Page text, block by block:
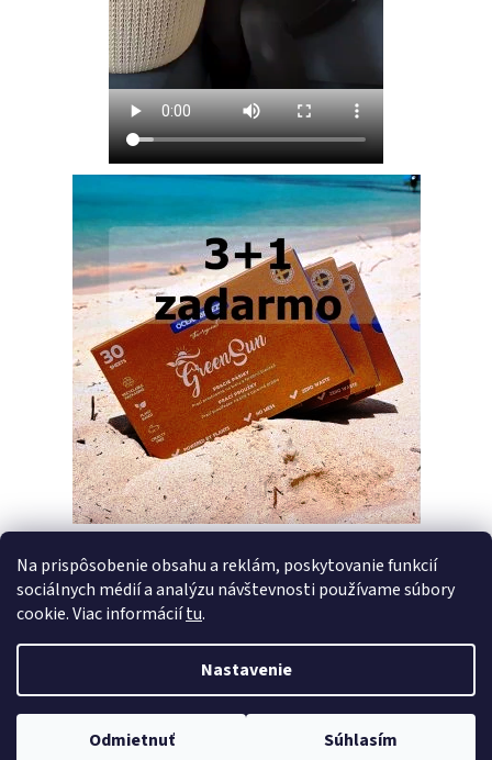
Na prispôsobenie obsahu a reklám, poskytovanie funkcií
sociálnych médií a analýzu návštevnosti používame súbory
cookie. Viac informáciítu.
Nastavenie
Odmietnuť Súhlasím
PREDCHÁDZAJÚCI ČLÁNOK
Copyright 2026Pracie pásiky GreenSun. Všetky práva vyhradené.
Upraviť nastavenie cookies